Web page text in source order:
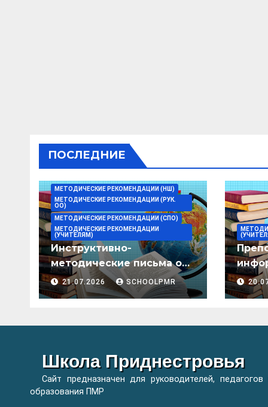
ПОСЛЕДНИЕ
МЕТОДИЧЕСКИЕ РЕКОМЕНДАЦИИ (НШ)
МЕТОДИЧЕСКИЕ РЕКОМЕНДАЦИИ (РУК.
ОО)
МЕТОДИЧЕСКИЕ РЕКОМЕНДАЦИИ (СПО)
МЕТОДИЧЕСКИЕ РЕКОМЕНДАЦИИ
(УЧИТЕЛЯМ)
Инструктивно-
методические письма о
преподавании учебных
предметов/дисциплин в
образования ПМР на
21.07.2026 SCHOOLPMR
Школа Приднестровья
Сайт предназначен для руководителей,
образования ПМР